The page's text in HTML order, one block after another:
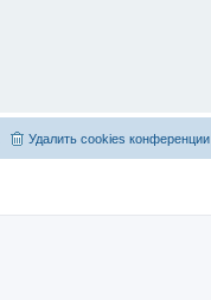
Удалить cookies конференции